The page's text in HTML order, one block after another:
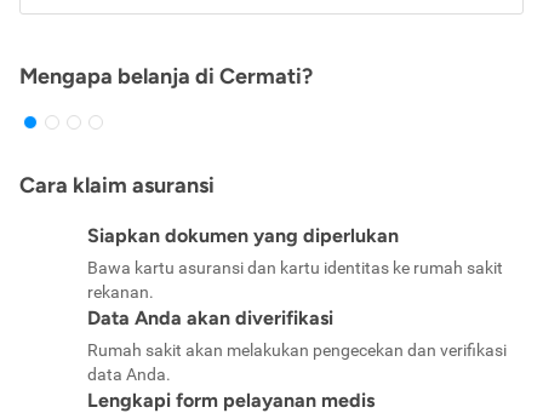
Mengapa belanja di Cermati?
Cara klaim asuransi
Siapkan dokumen yang diperlukan
Bawa kartu asuransi dan kartu identitas ke rumah sakit
rekanan.
Data Anda akan diverifikasi
Rumah sakit akan melakukan pengecekan dan verifikasi
data Anda.
Lengkapi form pelayanan medis